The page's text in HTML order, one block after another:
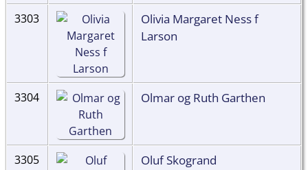
3303
Olivia Margaret Ness f
Larson
3304 Olmar og Ruth Garthen
3305 Oluf Skogrand